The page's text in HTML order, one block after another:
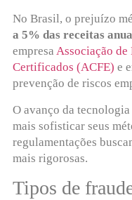
No Brasil, o prejuízo
a 5% das receitas
empresa Associação de
Certificados (ACFE) e
prevenção de riscos
O avanço da
mais sofisticar seus
regulamentações
mais rigorosas.
Tipos de